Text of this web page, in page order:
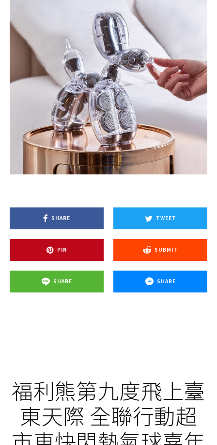
SHARE TWEET
PIN SUBMIT
SHARE SHARE
福利熊第九度飛上臺
東天際 全聯行動超